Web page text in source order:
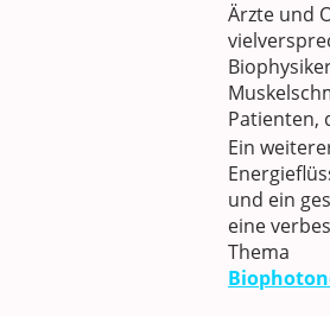
Ärzte und
Patienten,
Ein
und ein
eine
Thema